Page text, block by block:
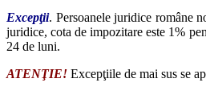
Excepţii. Persoanele juridice române
juridice, cota de impozitare este 1%
24 de luni.
ATENŢIE! Excepţiile de mai sus se